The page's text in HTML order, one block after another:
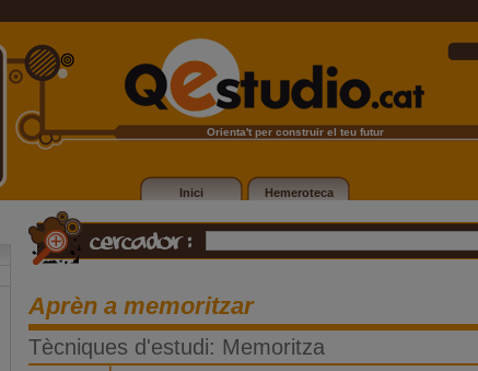
Orienta't per construir el teu futur
Inici Hemeroteca
Aprèn a memoritzar
Tècniques d'estudi: Memoritza